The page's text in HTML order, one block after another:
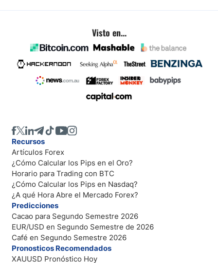
Visto en...
Recursos
Artículos Forex
¿Cómo Calcular los Pips en el Oro?
Horario para Trading con BTC
¿Cómo Calcular los Pips en Nasdaq?
¿A qué Hora Abre el Mercado Forex?
Predicciones
Cacao para Segundo Semestre 2026
EUR/USD en Segundo Semestre de 2026
Café en Segundo Semestre 2026
Pronosticos Recomendados
XAUUSD Pronóstico Hoy